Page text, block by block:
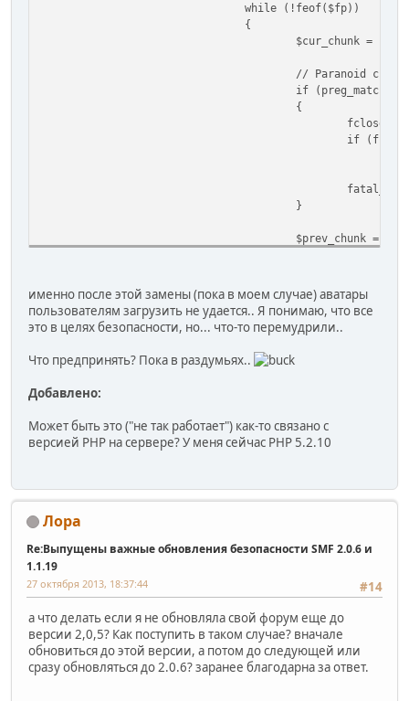
while (!feof($fp))
{
$cur_chunk =
// Paranoid
if
{
if
}
$prev_chunk =
именно после этой замены (пока в моем случае) аватары
пользователям загрузить не удается.. Я понимаю, что все
это в целях безопасности, но... что-то перемудрили..
Что предпринять? Пока в раздумьях..
Добавлено:
Может быть это ("не так работает") как-то связано с
версией PHP на сервере? У меня сейчас PHP 5.2.10
Лора
Re:Выпущены важные обновления безопасности SMF 2.0.6 и
1.1.19
#14
27 октября 2013, 18:37:44
а что делать если я не обновляла свой форум еще до
версии 2,0,5? Как поступить в таком случае? вначале
обновиться до этой версии, а потом до следующей или
сразу обновляться до 2.0.6? заранее благодарна за ответ.